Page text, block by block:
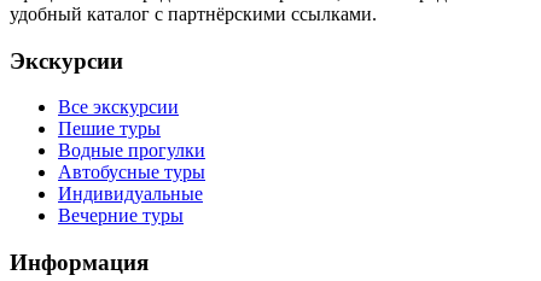
удобный каталог с партнёрскими ссылками.
Экскурсии
Все экскурсии
Пешие туры
Водные прогулки
Автобусные туры
Индивидуальные
Вечерние туры
Информация